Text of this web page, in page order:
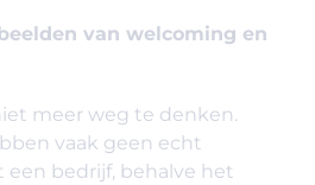
van welcoming en
meer weg te denken.
vaak geen echt
bedrijf, behalve het